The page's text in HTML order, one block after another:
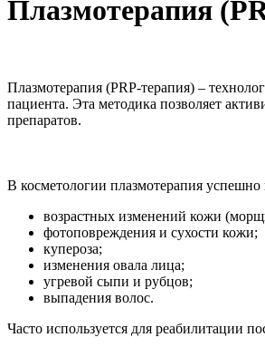
Плазмотерапия
Плазмотерапия (PRP-терапия) –
пациента. Эта методика позволяет
препаратов.
В косметологии плазмотерапия
возрастных изменений кожи
фотоповреждения и сухости кожи;
купероза;
изменения овала лица;
угревой сыпи и рубцов;
выпадения волос.
Часто используется для реабилитации